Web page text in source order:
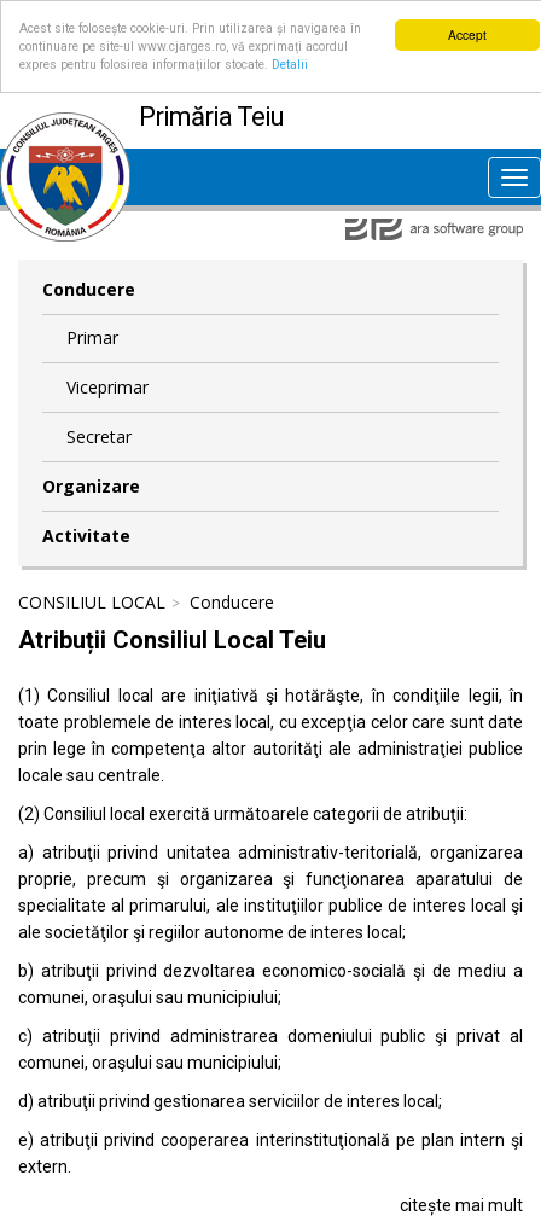
Accept
Acest site folosește cookie-uri. Prin utilizarea și navigarea în
continuare pe site-ul www.cjarges.ro, vă exprimați acordul
expres pentru folosirea informațiilor stocate.
Detalii
Primăria Teiu
Conducere
Primar
Viceprimar
Secretar
Organizare
Activitate
CONSILIUL LOCAL Conducere
Atribuții Consiliul Local Teiu
(1) Consiliul local are iniţiativă şi hotărăşte, în condiţiile legii, în
toate problemele de interes local, cu excepţia celor care sunt date
prin lege în competenţa altor autorităţi ale administraţiei publice
locale sau centrale.
(2) Consiliul local exercită următoarele categorii de atribuţii:
a) atribuţii privind unitatea administrativ-teritorială, organizarea
proprie, precum şi organizarea şi funcţionarea aparatului de
specialitate al primarului, ale instituţiilor publice de interes local şi
ale societăţilor şi regiilor autonome de interes local;
b) atribuţii privind dezvoltarea economico-socială şi de mediu a
comunei, oraşului sau municipiului;
c) atribuţii privind administrarea domeniului public şi privat al
comunei, oraşului sau municipiului;
d) atribuţii privind gestionarea serviciilor de interes local;
e) atribuţii privind cooperarea interinstituţională pe plan intern şi
extern.
citește mai mult